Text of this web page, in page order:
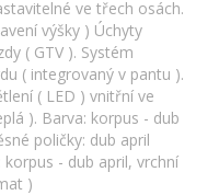
ve třech osách.
výšky ) Úchyty
( GTV ). Systém
( integrovaný v pantu ).
( LED ) vnitřní ve
). Barva: korpus - dub
poličky: dub april
- dub april, vrchní
)